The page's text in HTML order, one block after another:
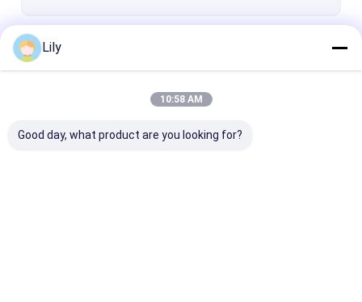
창고 로봇
스태커 크레인 AS/RS
랙 프로텍터
Lily
10:58 AM
Good day, what product are you looking for?